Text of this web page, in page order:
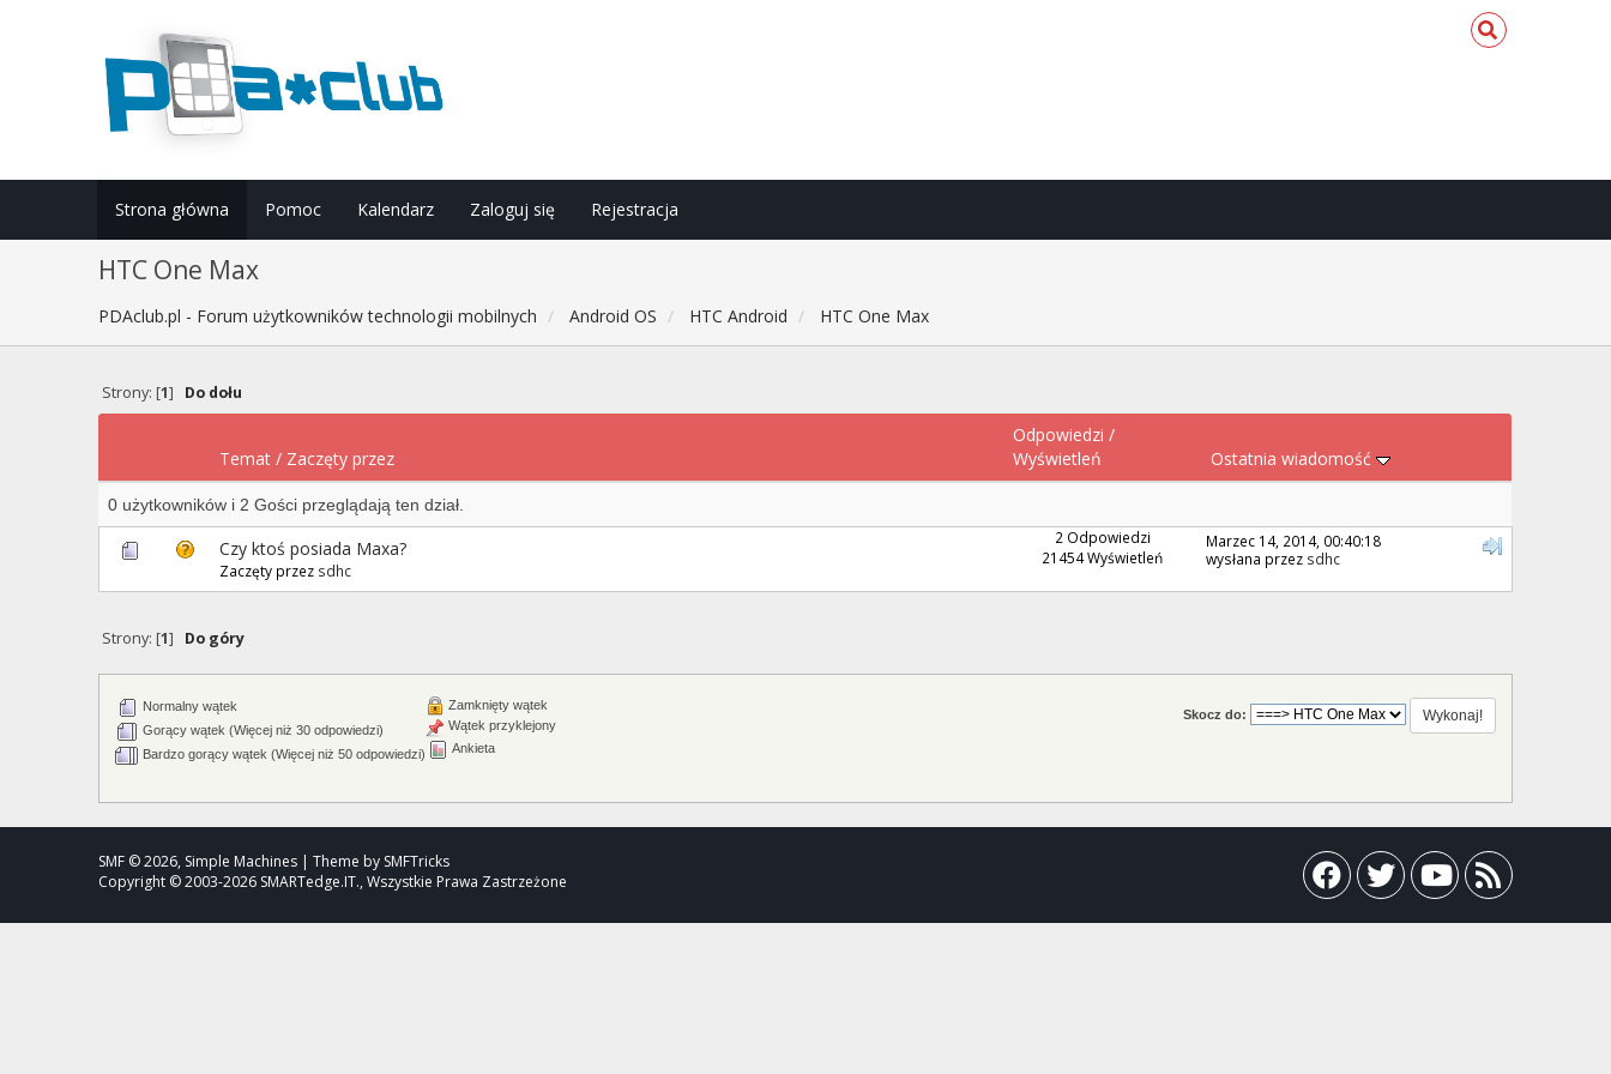
Strona główna Pomoc Kalendarz Zaloguj się Rejestracja
HTC One Max
PDAclub.pl - Forum użytkowników technologii mobilnych Android OS HTC Android HTC One Max
Strony: [1] Do dołu
Temat / Zaczęty przez
Odpowiedzi /
Wyświetleń
Ostatnia wiadomość
0 użytkowników i 2 Gości przeglądają ten dział.
Czy ktoś posiada Maxa?
Zaczęty przez sdhc
2 Odpowiedzi
21454 Wyświetleń
Marzec 14, 2014, 00:40:18
wysłana przez sdhc
Strony: [1] Do góry
Skocz do:
Normalny wątek
Gorący wątek (Więcej niż 30 odpowiedzi)
Bardzo gorący wątek (Więcej niż 50 odpowiedzi)
Zamknięty wątek
Wątek przyklejony
Ankieta
SMF © 2026, Simple Machines | Theme by SMFTricks
Copyright © 2003-2026 SMARTedge.IT., Wszystkie Prawa Zastrzeżone